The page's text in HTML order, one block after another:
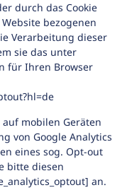
durch das Cookie
bezogenen
Verarbeitung dieser
sie das unter
für Ihren Browser
mobilen Geräten
von Google Analytics
eines sog. Opt-out
bitte diesen
an.